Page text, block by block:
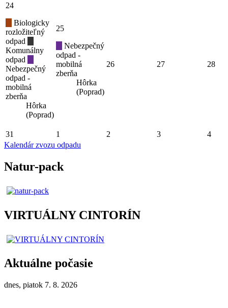
24
Biologicky
rozložiteľný
odpad
Komunálny
odpad
Nebezpečný
odpad -
mobilná
zberňa
Hôrka
(Poprad)
25
Nebezpečný
odpad -
mobilná
zberňa
Hôrka
(Poprad)
26 27 28
31 1 2 3
4
Kalendár zvozu odpadu
Natur-pack
VIRTUÁLNY CINTORÍN
Aktuálne počasie
dnes, piatok 7. 8. 2026